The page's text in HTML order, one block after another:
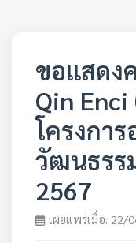
ขอแสดง
Qin
โครงกา
วัฒนธรร
2567
เผยแพร่เมื่อ: 22/